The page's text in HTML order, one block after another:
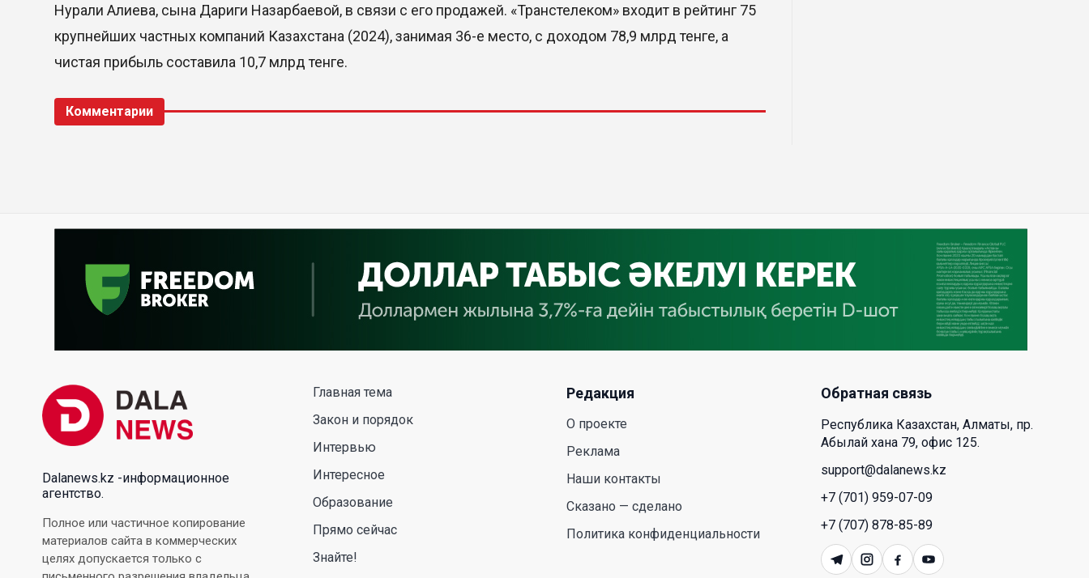
Нурали Алиева, сына Дариги Назарбаевой, в связи с его продажей. «Транстелеком» входит в рейтинг 75
крупнейших частных компаний Казахстана (2024), занимая 36-е место, с доходом 78,9 млрд тенге, а
чистая прибыль составила 10,7 млрд тенге.
Комментарии
действительно легче дышать
29 Июл. 2026 12:18
HONOR расширяет стратегию
бизнеса и переходит к развитию
искусственным интеллектом
экономического партнерства:
какие возможности открывает
Dalanews.kz -информационное
агентство.
Полное или частичное копирование
материалов сайта в коммерческих
целях допускается только с
Главная тема
Закон и порядок
Интервью
Интересное
Образование
Прямо сейчас
Знайте!
Редакция
О проекте
Реклама
Наши контакты
Сказано — сделано
Политика конфиденциальности
Обратная связь
Республика Казахстан, Алматы, пр.
Абылай хана 79, офис 125.
support@dalanews.kz
+7 (701) 959-07-09
+7 (707) 878-85-89